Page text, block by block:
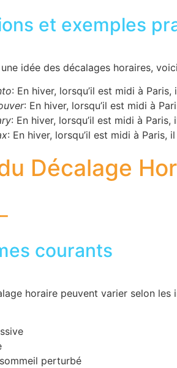
et exemples
idée des décalages horaires,
: En hiver, lorsqu’il est midi à
: En hiver, lorsqu’il est midi à
: En hiver, lorsqu’il est midi à
: En hiver, lorsqu’il est midi à Paris,
Décalage
courants
horaire peuvent varier selon les
perturbé